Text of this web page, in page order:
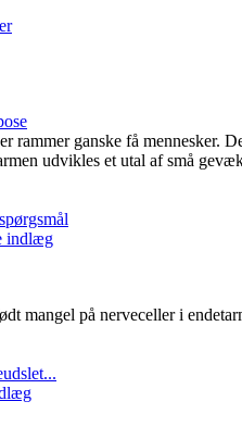
rammer ganske få mennesker.
udvikles et utal af små
indlæg
mangel på nerveceller i